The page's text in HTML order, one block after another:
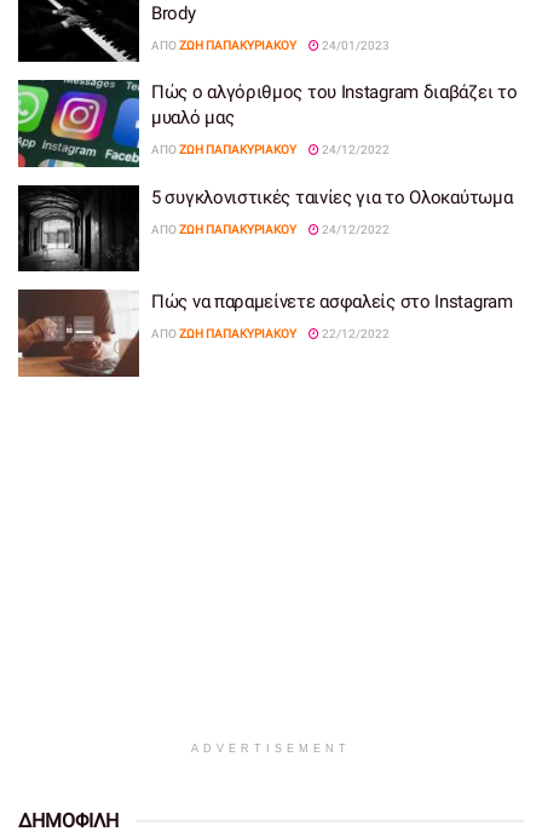
Brody
ΑΠΌΖΩΉ ΠΑΠΑΚΥΡΙΆΚΟΥ 24/01/2023
Πώς ο αλγόριθμος του Instagram διαβάζει το
μυαλό μας
ΑΠΌΖΩΉ ΠΑΠΑΚΥΡΙΆΚΟΥ 24/12/2022
5 συγκλονιστικές ταινίες για το Ολοκαύτωμα
ΑΠΌΖΩΉ ΠΑΠΑΚΥΡΙΆΚΟΥ 24/12/2022
Πώς να παραμείνετε ασφαλείς στο Instagram
ΑΠΌΖΩΉ ΠΑΠΑΚΥΡΙΆΚΟΥ 22/12/2022
ADVERTISEMENT
ΔΗΜΟΦΙΛΗ